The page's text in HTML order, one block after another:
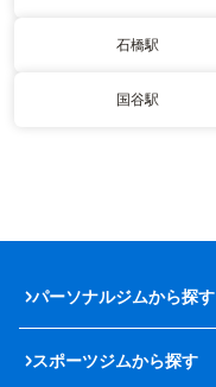
石橋駅
国谷駅
パーソナルジムから探す
スポーツジムから探す